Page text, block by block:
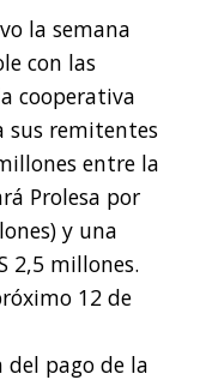
la semana
con las
cooperativa
sus remitentes
entre la
Prolesa por
y una
2,5 millones.
12 de
del pago de la